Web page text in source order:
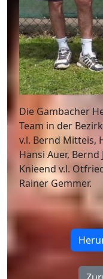
Die Gambacher
Team in der
v.l. Bernd Mitteis,
Hansi Auer,
Knieend v.l.
Rainer Gemmer.